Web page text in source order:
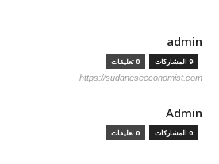
admin
9 المشاركات 0 تعليقات
https://sudaneseeconomist.com
Admin
0 المشاركات 0 تعليقات